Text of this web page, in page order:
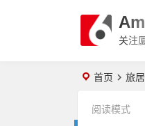
关注
首页 旅
阅读模式